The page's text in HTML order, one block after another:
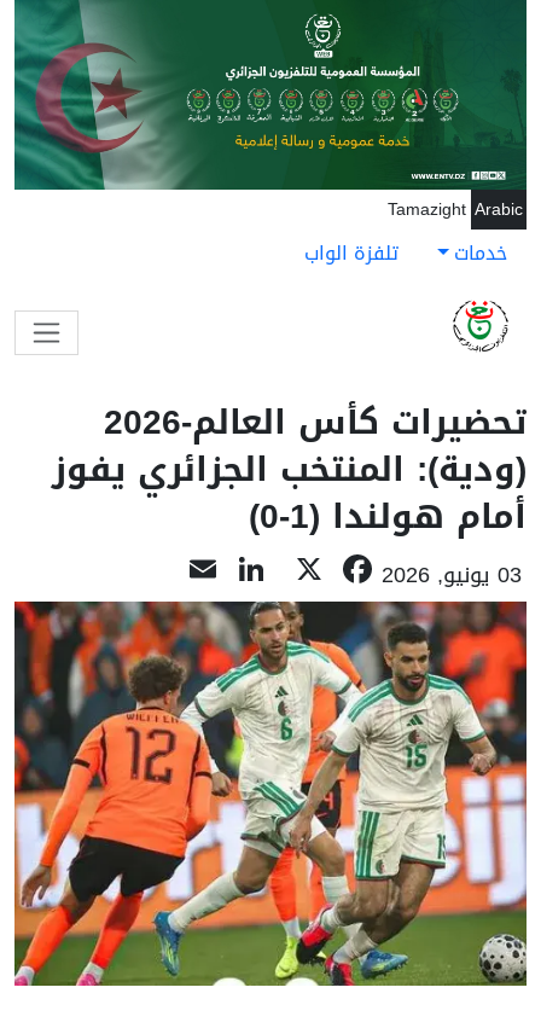
تجاوز إلى المحتوى الرئيسي
Arabic
Tamazight
خدمات تلفزة الواب
تحضيرات كأس العالم-2026
(ودية): المنتخب الجزائري يفوز
أمام هولندا (1-0)
03 يونيو, 2026 Facebook
LinkedIn